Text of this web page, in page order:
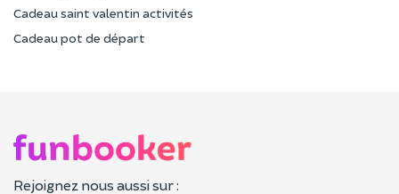
Cadeau saint valentin activités
Cadeau pot de départ
Rejoignez nous aussi sur :